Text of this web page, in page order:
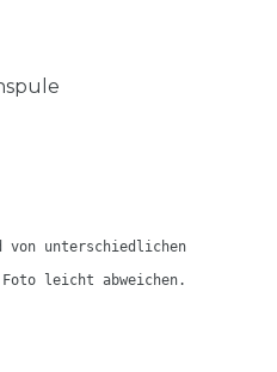
von unterschiedlichen
leicht abweichen.